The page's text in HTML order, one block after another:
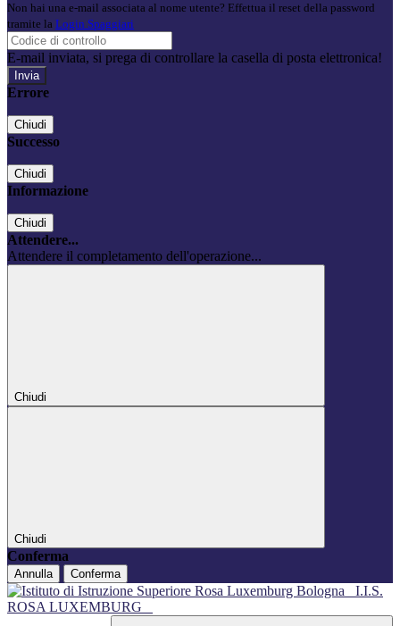
Non hai una e-mail associata al nome utente? Effettua il reset della password
tramite la Login Spaggiari
E-mail inviata, si prega di controllare la casella di posta elettronica!
Errore
Chiudi
Successo
Chiudi
Informazione
Chiudi
Attendere...
Attendere il completamento dell'operazione...
Chiudi
Chiudi
Conferma
Annulla Conferma
I.I.S.
ROSA LUXEMBURG